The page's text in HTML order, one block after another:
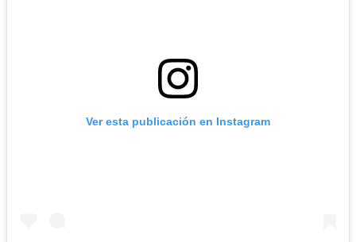
Ver esta publicación en Instagram